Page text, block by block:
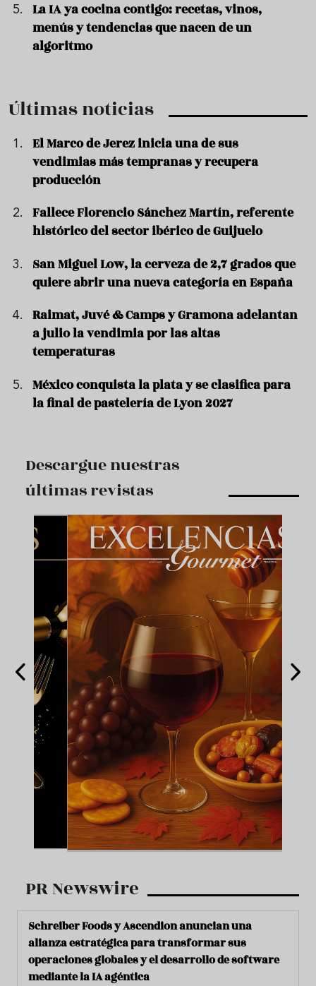
La IA ya cocina contigo: recetas, vinos,
menús y tendencias que nacen de un
algoritmo
Últimas noticias
El Marco de Jerez inicia una de sus
vendimias más tempranas y recupera
producción
Fallece Florencio Sánchez Martín, referente
histórico del sector ibérico de Guijuelo
San Miguel Low, la cerveza de 2,7 grados que
quiere abrir una nueva categoría en España
Raimat, Juvé & Camps y Gramona adelantan
a julio la vendimia por las altas
temperaturas
México conquista la plata y se clasifica para
la final de pastelería de Lyon 2027
Descargue nuestras
últimas revistas
PR Newswire
Schreiber Foods y Ascendion anuncian una
alianza estratégica para transformar sus
operaciones globales y el desarrollo de software
mediante la IA agéntica